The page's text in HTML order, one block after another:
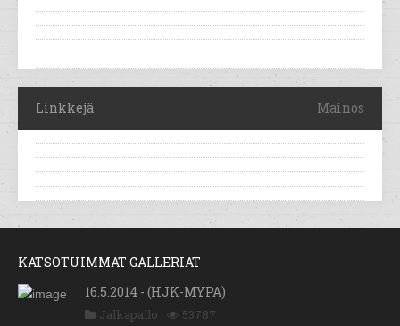
Linkkejä Mainos
KATSOTUIMMAT GALLERIAT
16.5.2014 - (HJK-MYPA)
Jalkapallo 53787